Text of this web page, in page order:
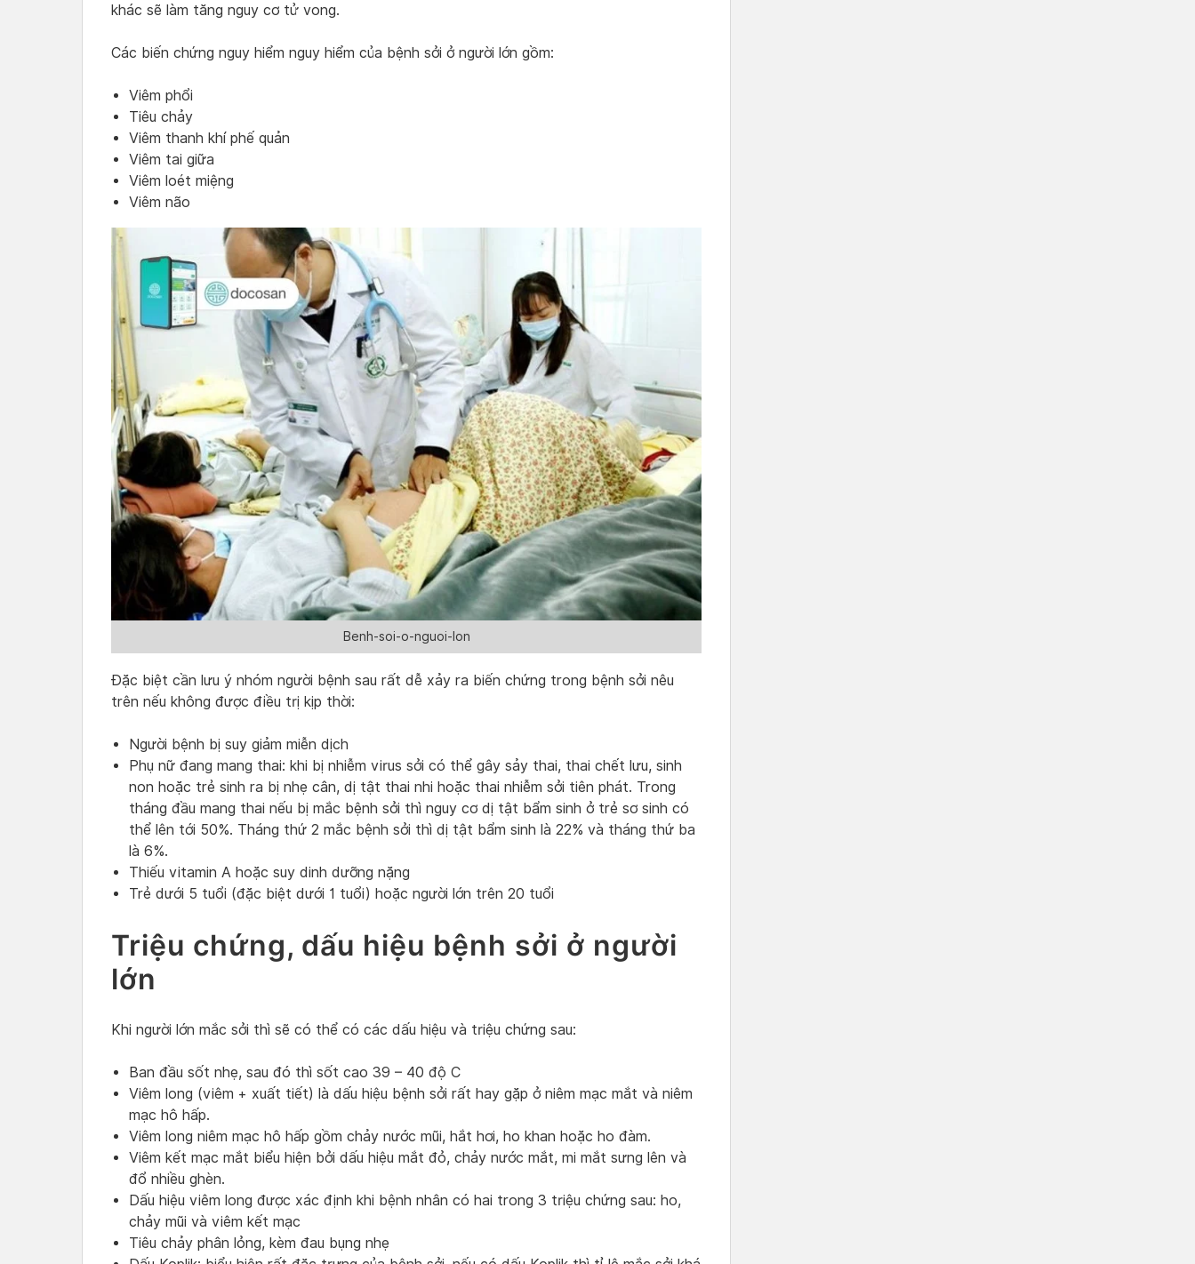
khác sẽ làm tăng nguy cơ tử vong.
Các biến chứng nguy hiểm nguy hiểm của bệnh sởi ở người lớn gồm:
Viêm phổi
Tiêu chảy
Viêm thanh khí phế quản
Viêm tai giữa
Viêm loét miệng
Viêm não
Benh-soi-o-nguoi-lon
Đặc biệt cần lưu ý nhóm người bệnh sau rất dễ xảy ra biến chứng trong bệnh sởi nêu
trên nếu không được điều trị kịp thời:
Người bệnh bị suy giảm miễn dịch
Phụ nữ đang mang thai: khi bị nhiễm virus sởi có thể gây sảy thai, thai chết lưu, sinh
non hoặc trẻ sinh ra bị nhẹ cân, dị tật thai nhi hoặc thai nhiễm sởi tiên phát. Trong
tháng đầu mang thai nếu bị mắc bệnh sởi thì nguy cơ dị tật bẩm sinh ở trẻ sơ sinh có
thể lên tới 50%. Tháng thứ 2 mắc bệnh sởi thì dị tật bẩm sinh là 22% và tháng thứ ba
là 6%.
Thiếu vitamin A hoặc suy dinh dưỡng nặng
Trẻ dưới 5 tuổi (đặc biệt dưới 1 tuổi) hoặc người lớn trên 20 tuổi
Triệu chứng, dấu hiệu bệnh sởi ở người
lớn
Khi người lớn mắc sởi thì sẽ có thể có các dấu hiệu và triệu chứng sau:
Ban đầu sốt nhẹ, sau đó thì sốt cao 39 – 40 độ C
Viêm long (viêm + xuất tiết) là dấu hiệu bệnh sởi rất hay gặp ở niêm mạc mắt và niêm
mạc hô hấp.
Viêm long niêm mạc hô hấp gồm chảy nước mũi, hắt hơi, ho khan hoặc ho đàm.
Viêm kết mạc mắt biểu hiện bởi dấu hiệu mắt đỏ, chảy nước mắt, mi mắt sưng lên và
đổ nhiều ghèn.
Dấu hiệu viêm long được xác định khi bệnh nhân có hai trong 3 triệu chứng sau: ho,
chảy mũi và viêm kết mạc
Tiêu chảy phân lỏng, kèm đau bụng nhẹ